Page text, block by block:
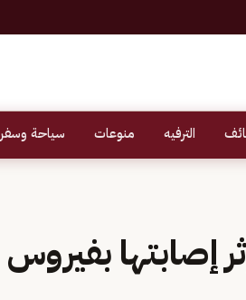
الترفيه منوعات سياحة وسفر
إصابتها بفيروس